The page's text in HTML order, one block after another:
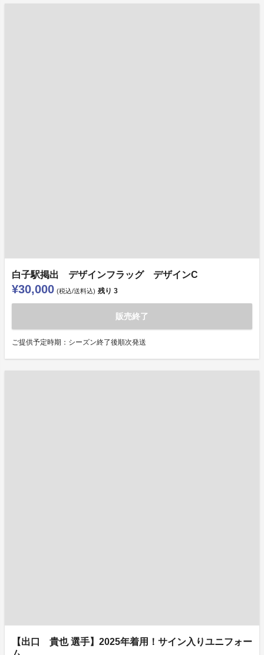
白子駅掲出 デザインフラッグ デザインC
¥30,000 (税込/送料込) 残り 3
販売終了
ご提供予定時期：シーズン終了後順次発送
【出口 貴也 選手】2025年着用！サイン入りユニフォー